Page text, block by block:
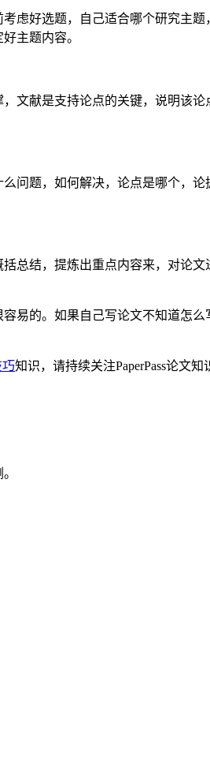
虑好选题，自己适合哪个研究主
主题内容。
文献是支持论点的关键，说明该
问题，如何解决，论点是哪个，
总结，提炼出重点内容来，对论
易的。如果自己写论文不知道怎
知识，请持续关注PaperPass论文